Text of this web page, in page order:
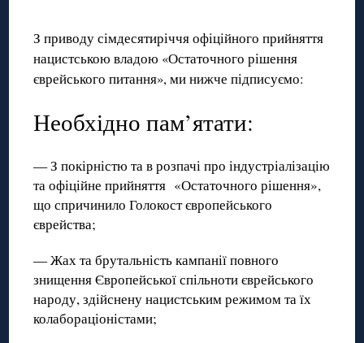
З приводу сімдесятиріччя офіційного прийняття
нацистською владою «Остаточного рішення
єврейського питання», ми нижче підписуємо:
Необхідно пам’ятати:
— З покірністю та в розпачі про індустріалізацію
та офіційне прийняття «Остаточного рішення»,
що спричинило Голокост європейського
єврейства;
— Жах та брутальність кампанії повного
знищення Європейської спільноти єврейського
народу, здійснену нацистським режимом та їх
колабораціоністами;